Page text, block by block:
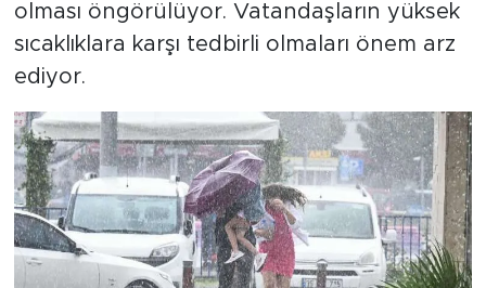
olması öngörülüyor. Vatandaşların yüksek
sıcaklıklara karşı tedbirli olmaları önem arz
ediyor.